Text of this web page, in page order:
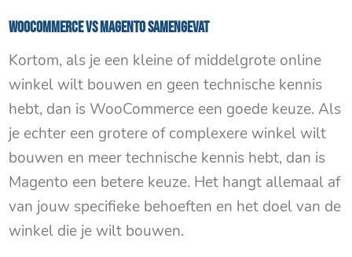
WooCommerce VS Magento samengevat
Kortom, als je een kleine of middelgrote online
winkel wilt bouwen en geen technische kennis
hebt, dan is WooCommerce een goede keuze. Als
je echter een grotere of complexere winkel wilt
bouwen en meer technische kennis hebt, dan is
Magento een betere keuze. Het hangt allemaal af
van jouw specifieke behoeften en het doel van de
winkel die je wilt bouwen.